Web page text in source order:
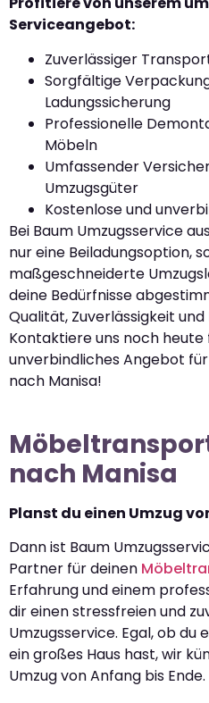
Serviceangebot:
Zuverlässiger
Sorgfältige
Ladungssicherung
Professionelle
Möbeln
Umfassender
Umzugsgüter
Kostenlose und
Bei Baum Umzugsservice
nur eine Beiladungsoption,
maßgeschneiderte
deine Bedürfnisse
Qualität, Zuverlässigkeit
Kontaktiere uns noch heute
unverbindliches Angebot
nach Manisa!
nach Manisa
Planst du einen Umzug
Dann ist Baum
Partner für deinen
Erfahrung und einem
dir einen stressfreien und
Umzugsservice. Egal, ob du
ein großes Haus hast, wir
Umzug von Anfang bis Ende.